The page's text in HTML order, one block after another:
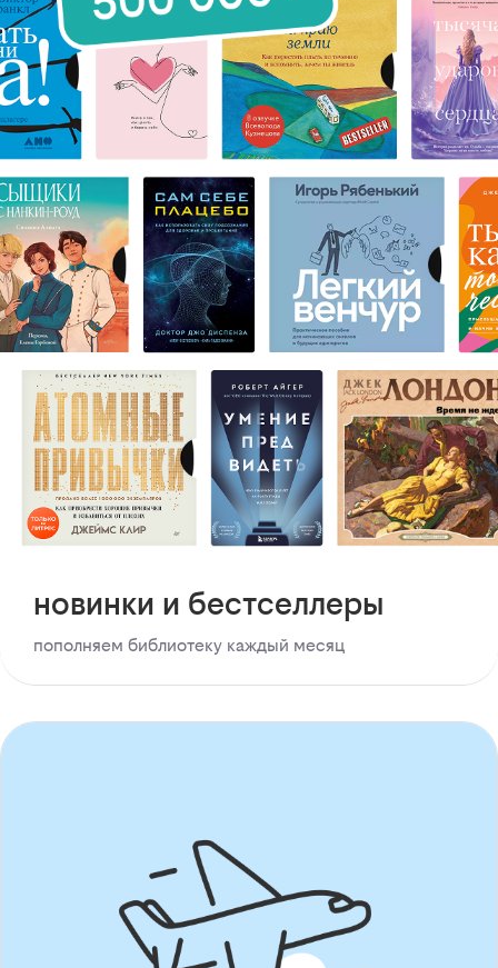
новинки и бестселлеры
пополняем библиотеку каждый месяц